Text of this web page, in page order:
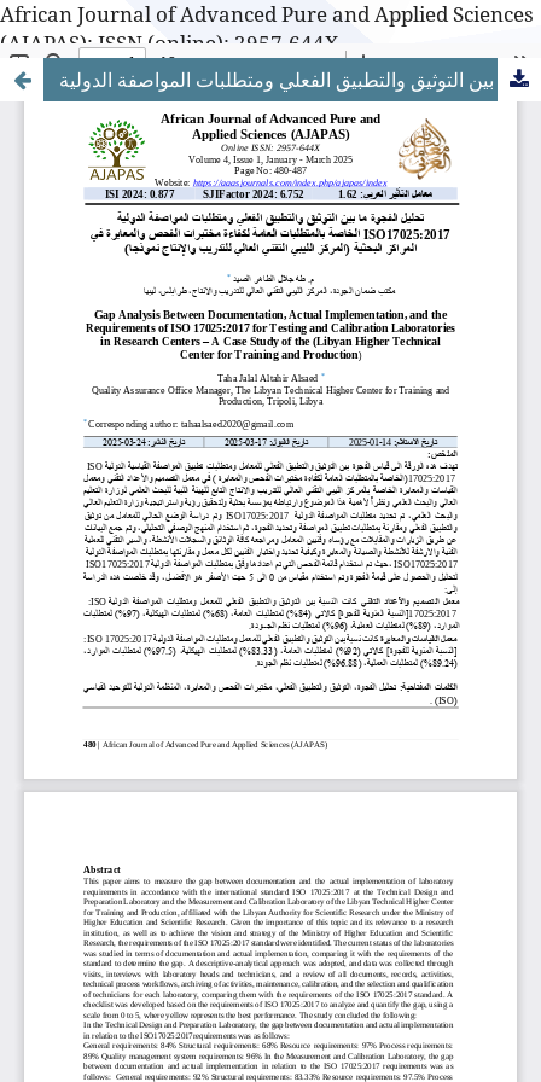
African Journal of Advanced Pure and Applied Sciences
(AJAPAS): ISSN (online): 2957-644X
تحليل الفجوة ما بين التوثيق والتطبيق الفعلي ومتطلبات المواصفة الدولية ISO17025:2017 الخاصة بالمتطلبات العامة لكفاءة مختبرات الفحص والمعايرة في المراكز البحثية (المركز الليبي التقني العالي للتدريب والإنتاج نموذجا)
African Journal of Advanced Pure and Applied Sciences
(AJAPAS): ISSN (online): 2957-644X